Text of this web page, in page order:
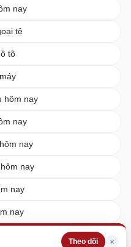
Theo dõi ×
nay
tệ
tô
hôm nay
nay
nay
nay
nay
nay